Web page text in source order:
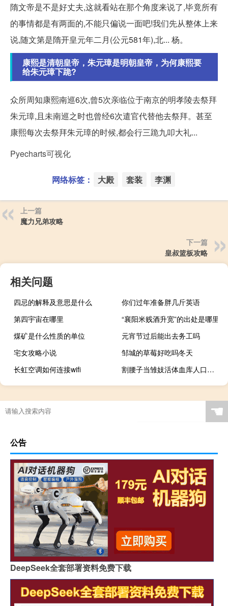
隋文帝是不是好丈夫,这就看站在那个角度来说了,毕竟所有
的事情都是有两面的,不能只偏说一面吧!我们先从整体上来
说,随文第是隋开皇元年二月(公元581年),北... 杨。
康熙是清朝皇帝，朱元璋是明朝皇帝，为何康熙要
给朱元璋下跪?
众所周知康熙南巡6次,曾5次亲临位于南京的明孝陵去祭拜
朱元璋,且未南巡之时也曾经6次遣官代替他去祭拜。甚至
康熙每次去祭拜朱元璋的时候,都会行三跪九叩大礼...
Pyecharts可视化
网络标签： 大殿 套装 李渊
上一篇
魔力兄弟攻略
下一篇
皇叔篮板攻略
相关问题
四忌的解释及意思是什么
你们过年准备胖几斤英语
第四宇宙在哪里
“襄阳米贱酒升宽”的出处是哪里
煤矿是什么性质的单位
元宵节过后能出去务工吗
宅女攻略小说
邹城的草莓好吃吗冬天
长虹空调如何连接wifi
割腰子当雏妓活体血库人口买卖现代人口黑市有多恐怖哔哩（蔡卓妍雏妓ed2k）
☚
公告
DeepSeek全套部署资料免费下载